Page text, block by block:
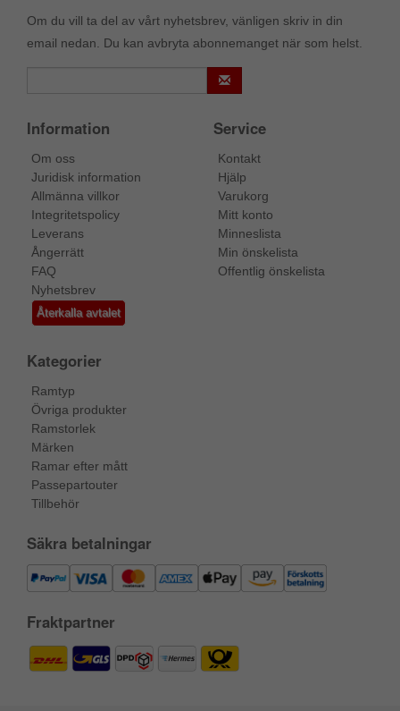
Om du vill ta del av vårt nyhetsbrev, vänligen skriv in din
email nedan. Du kan avbryta abonnemanget när som helst.
Information
Om oss
Juridisk information
Allmänna villkor
Integritetspolicy
Leverans
Ångerrätt
FAQ
Nyhetsbrev
Återkalla avtalet
Service
Kontakt
Hjälp
Varukorg
Mitt konto
Minneslista
Min önskelista
Offentlig önskelista
Kategorier
Ramtyp
Övriga produkter
Ramstorlek
Märken
Ramar efter mått
Passepartouter
Tillbehör
Säkra betalningar
Fraktpartner